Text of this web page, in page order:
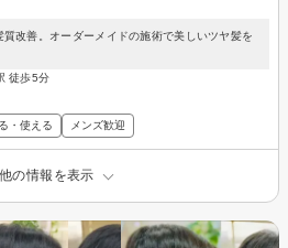
改善。オーダーメイドの施術で美しいツヤ髪を
徒歩5分
・使える メンズ歓迎
の情報を表示